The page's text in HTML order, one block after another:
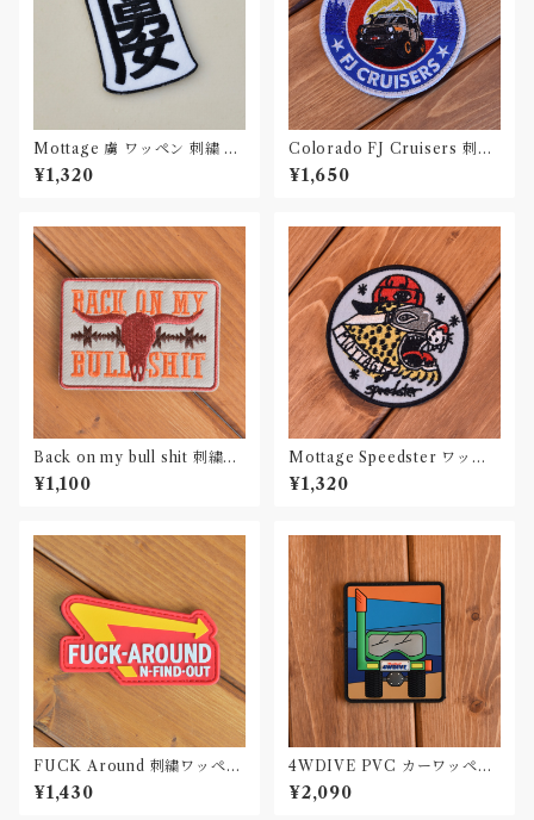
Mottage 虜 ワッペン 刺繍 Pa
tch
¥1,320
Colorado FJ Cruisers 刺繍
ワッペン Patch
¥1,650
Back on my bull shit 刺繍ワ
ッペン Patch
¥1,100
Mottage Speedster ワッペ
ン 刺繍 Patch
¥1,320
FUCK Around 刺繍ワッペン
Patch
¥1,430
4WDIVE PVC カーワッペン
Car Patch
¥2,090